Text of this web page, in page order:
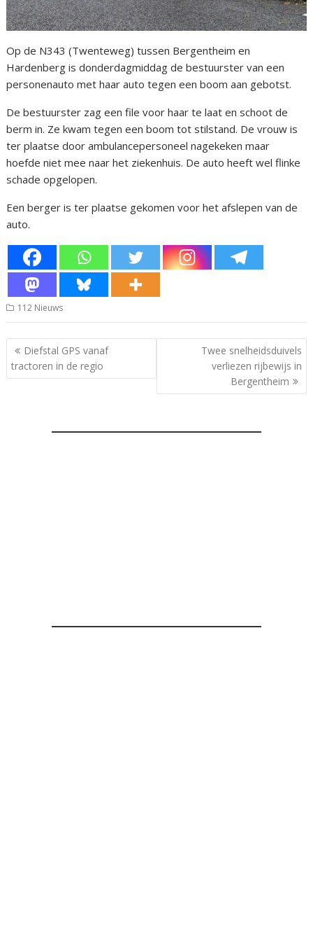
Op de N343 (Twenteweg) tussen Bergentheim en
Hardenberg is donderdagmiddag de bestuurster van een
personenauto met haar auto tegen een boom aan gebotst.
De bestuurster zag een file voor haar te laat en schoot de
berm in. Ze kwam tegen een boom tot stilstand. De vrouw is
ter plaatse door ambulancepersoneel nagekeken maar
hoefde niet mee naar het ziekenhuis. De auto heeft wel flinke
schade opgelopen.
Een berger is ter plaatse gekomen voor het afslepen van de
auto.
112 Nieuws
Bericht
navigatie
Diefstal GPS vanaf
tractoren in de regio
Twee snelheidsduivels
verliezen rijbewijs in
Bergentheim